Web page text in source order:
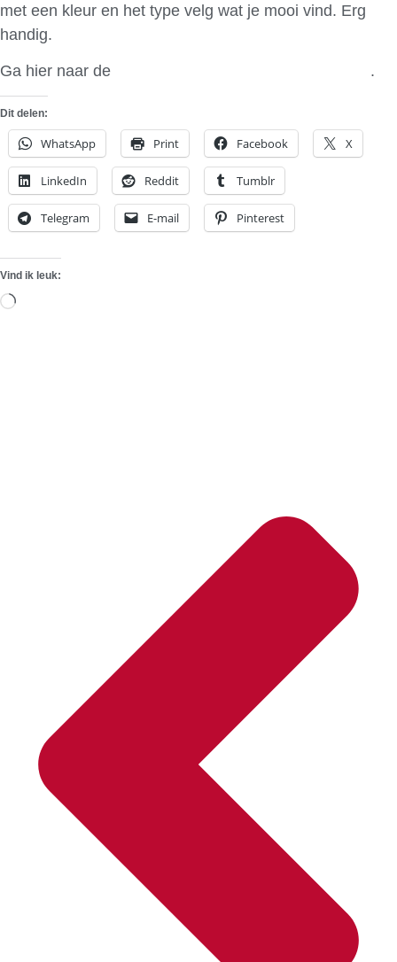
met een kleur en het type velg wat je mooi vind. Erg
handig.
Ga hier naar de .
Dit delen:
WhatsApp Print Facebook X
LinkedIn Reddit Tumblr
Telegram E-mail Pinterest
Vind ik leuk:
Aan